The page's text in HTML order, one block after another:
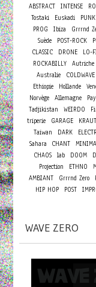
ABSTRACT
INTENSE
Tostaki
Euskadi PUNK
PROG
Ibiza Grrrnd
Suède
POST-ROCK
CLASSIC
DRONE LO-
ROCKABILLY
Autriche
Australie
COLDWAVE
Ethiopie
Hollande
Norvège
Allemagne
Tadjikistan
WEIRDO
triperie
GARAGE
Taiwan
DARK
Sahara
CHANT
CHAOS
lab DOOM
Projection
ETHNO
AMBIANT
Grrrnd Zero
HIP HOP
POST
WAVE ZERO